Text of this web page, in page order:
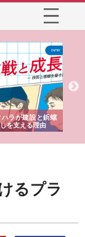
ラが建設と鋲螺
を支える理由
るプラ